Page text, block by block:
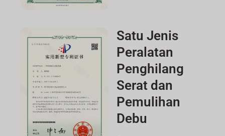
Satu Jenis
Peralatan
Penghilang
Serat dan
Pemulihan
Debu